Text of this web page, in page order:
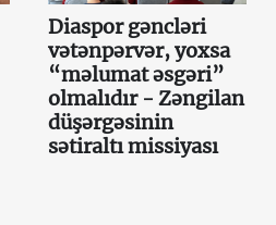
Diaspor gəncləri
vətənpərvər, yoxsa
“məlumat əsgəri”
olmalıdır - Zəngilan
düşərgəsinin
sətiraltı missiyası